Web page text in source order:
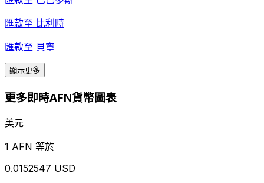
匯款至 比利時
匯款至 貝寧
顯示更多
更多即時AFN貨幣圖表
美元
1 AFN 等於
0.0152547 USD